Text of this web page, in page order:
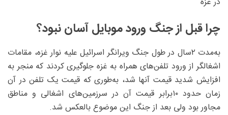
چرا قبل از جنگ ورود موبایل آسان نبود؟
به‌مدت ۲سال در طول جنگ ویرانگر اسرائیل علیه نوار غزه، مقامات
اشغالگر از ورود تلفن‌های همراه به غزه جلوگیری کردند که منجر به
افزایش شدید قیمت آنها شد، به‌طوری که قیمت یک تلفن در آن
زمان حدود ۱۰برابر قیمت آن در سرزمین‌های اشغالی و مناطق
مجاور بود ولی بعد از جنگ این موضوع بالعکس شد.